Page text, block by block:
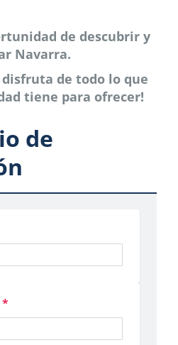
de descubrir y
Navarra.
disfruta de todo lo que
tiene para ofrecer!
de
*